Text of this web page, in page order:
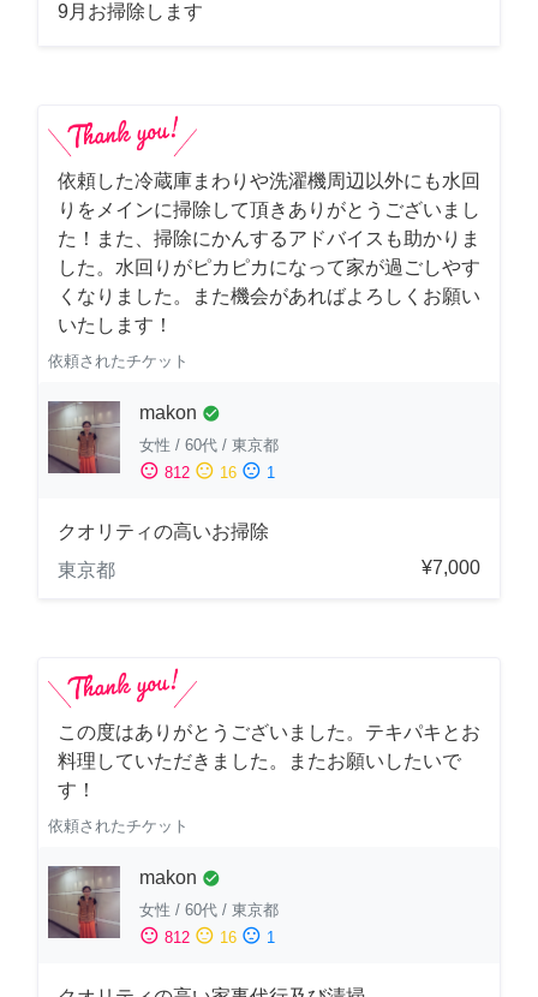
9月お掃除します
依頼した冷蔵庫まわりや洗濯機周辺以外にも水回
りをメインに掃除して頂きありがとうございまし
た！また、掃除にかんするアドバイスも助かりま
した。水回りがピカピカになって家が過ごしやす
くなりました。また機会があればよろしくお願い
いたします！
依頼されたチケット
makon check_circle
女性 / 60代 / 東京都
sentiment_satisfied 812 sentiment_neutral 16 sentiment_dissatisfied 1
クオリティの高いお掃除
東京都
¥7,000
この度はありがとうございました。テキパキとお
料理していただきました。またお願いしたいで
す！
依頼されたチケット
makon check_circle
女性 / 60代 / 東京都
sentiment_satisfied 812 sentiment_neutral 16 sentiment_dissatisfied 1